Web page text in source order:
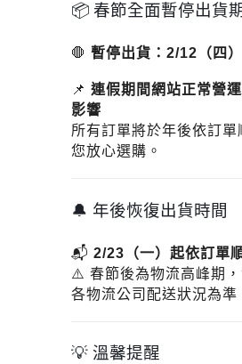
📦 春節全面暫停出貨
🛑 暫停出貨：2/12（四
📌 連假期間網站正常營
影響
所有訂單將於年後依訂
您放心選購。
🔔 年後恢復出貨時間
📬 2/23（一）起依訂單
⚠️ 春節後為物流高峰期
各物流公司配送狀況為準
💡 溫馨提醒